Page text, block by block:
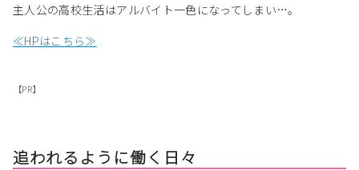
主人公の高校生活はアルバイト一色になってしまい…。
≪HPはこちら≫
【PR】
追われるように働く日々